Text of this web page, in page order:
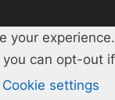
your experience.
can opt-out if
Cookie settings